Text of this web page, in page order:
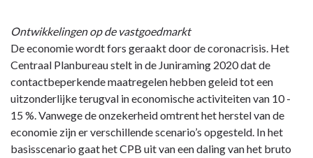
Ontwikkelingen op de vastgoedmarkt
De economie wordt fors geraakt door de coronacrisis. Het
Centraal Planbureau stelt in de Juniraming 2020 dat de
contactbeperkende maatregelen hebben geleid tot een
uitzonderlijke terugval in economische activiteiten van 10 -
15 %. Vanwege de onzekerheid omtrent het herstel van de
economie zijn er verschillende scenario’s opgesteld. In het
basisscenario gaat het CPB uit van een daling van het bruto